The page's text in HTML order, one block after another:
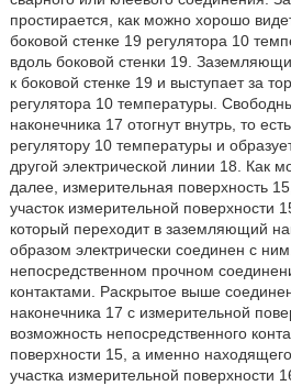
простирается, как можно хорошо
боковой стенке 19 регулятора 10
вдоль боковой стенки 19.
к боковой стенке 19 и выступает за
регулятора 10 температуры.
наконечника 17 отогнут внутрь, то
регулятору 10 температуры и
другой электрической линии 18. Как
далее, измерительная поверхность
участок измерительной поверхности
который переходит в заземляющий
образом электрически соединен с
непосредственном прочном
контактами. Раскрытое выше
наконечника 17 с измерительной
возможность непосредственного
поверхности 15, а именно
участка измерительной поверхности